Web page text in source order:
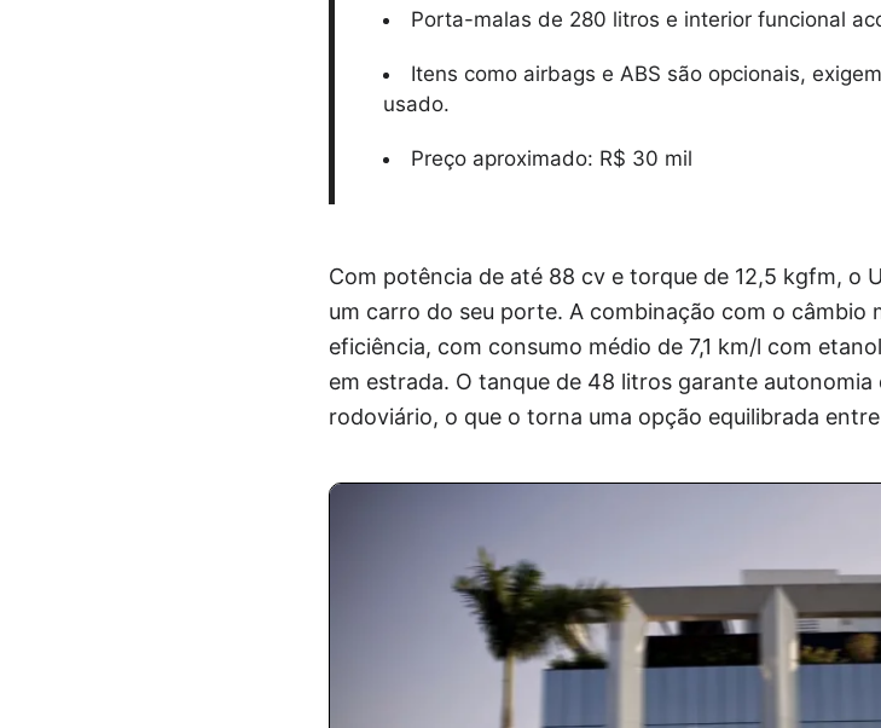
Porta-malas de 280 litros e interior funcional
Itens como airbags e ABS são opcionais,
usado.
Preço aproximado: R$ 30 mil
Com potência de até 88 cv e torque de 12,5 kgfm, o
um carro do seu porte. A combinação com o câmbio
eficiência, com consumo médio de 7,1 km/l com
em estrada. O tanque de 48 litros garante autonomia
rodoviário, o que o torna uma opção equilibrada